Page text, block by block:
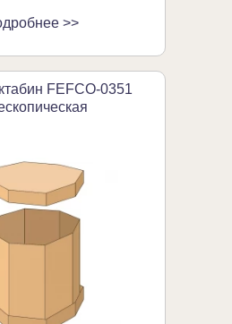
>>
FEFCO-0351